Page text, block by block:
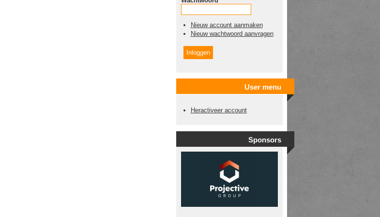
Nieuw account aanmaken
Nieuw wachtwoord aanvragen
User menu
Heractiveer account
Sponsors